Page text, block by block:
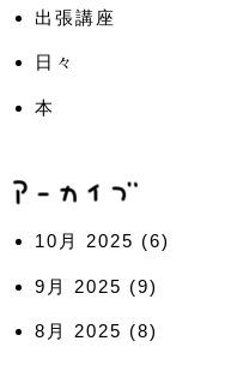
出張講座
日々
本
10月 2025 (6)
9月 2025 (9)
8月 2025 (8)